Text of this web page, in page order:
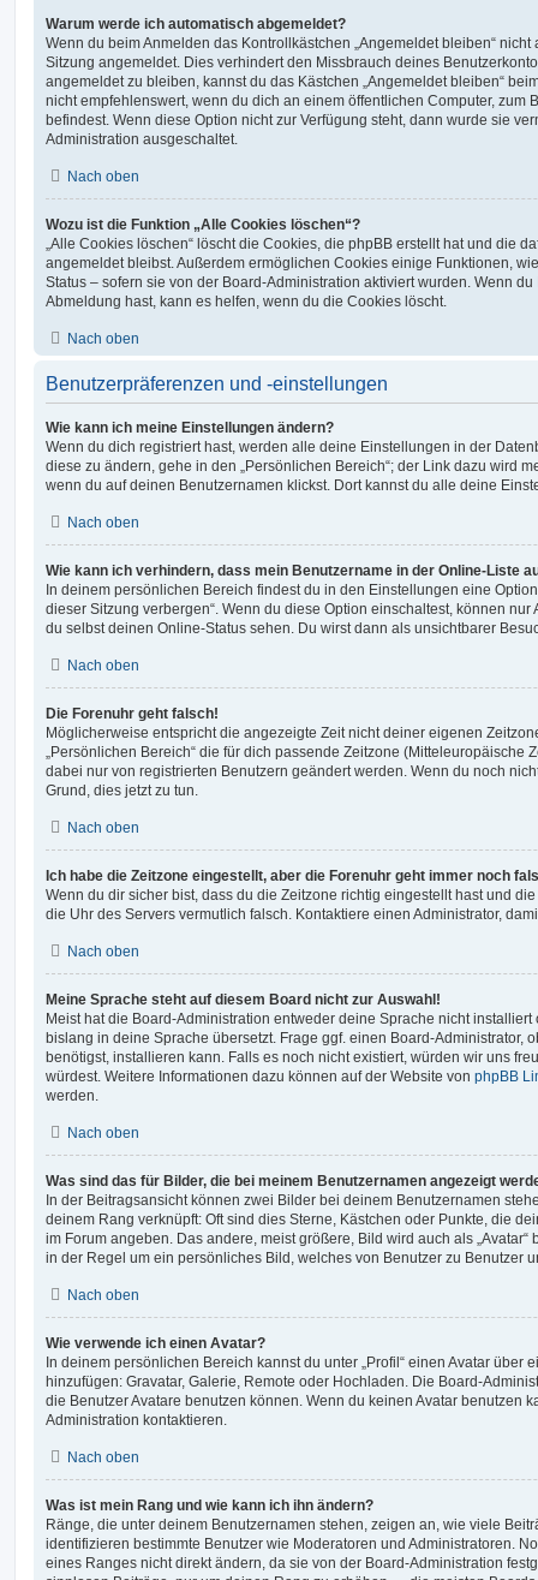
Warum werde ich automatisch abgemeldet?
Wenn du beim Anmelden das Kontrollkästchen „Angemeldet bleiben“
Sitzung angemeldet. Dies verhindert den Missbrauch deines
angemeldet zu bleiben, kannst du das Kästchen „Angemeldet bleiben“
nicht empfehlenswert, wenn du dich an einem öffentlichen Computer, zum
befindest. Wenn diese Option nicht zur Verfügung steht, dann wurde sie
Administration ausgeschaltet.
Nach oben
Wozu ist die Funktion „Alle Cookies löschen“?
„Alle Cookies löschen“ löscht die Cookies, die phpBB erstellt hat und die
angemeldet bleibst. Außerdem ermöglichen Cookies einige Funktionen,
Status – sofern sie von der Board-Administration aktiviert wurden. Wenn
Abmeldung hast, kann es helfen, wenn du die Cookies löscht.
Nach oben
Benutzerpräferenzen und -einstellungen
Wie kann ich meine Einstellungen ändern?
Wenn du dich registriert hast, werden alle deine Einstellungen in der
diese zu ändern, gehe in den „Persönlichen Bereich“; der Link dazu wird
wenn du auf deinen Benutzernamen klickst. Dort kannst du alle deine
Nach oben
Wie kann ich verhindern, dass mein Benutzername in der Online-Liste
In deinem persönlichen Bereich findest du in den Einstellungen eine
dieser Sitzung verbergen“. Wenn du diese Option einschaltest, können
du selbst deinen Online-Status sehen. Du wirst dann als unsichtbarer
Nach oben
Die Forenuhr geht falsch!
Möglicherweise entspricht die angezeigte Zeit nicht deiner eigenen
„Persönlichen Bereich“ die für dich passende Zeitzone (Mitteleuropäische
dabei nur von registrierten Benutzern geändert werden. Wenn du noch
Grund, dies jetzt zu tun.
Nach oben
Ich habe die Zeitzone eingestellt, aber die Forenuhr geht immer noch
Wenn du dir sicher bist, dass du die Zeitzone richtig eingestellt hast und
die Uhr des Servers vermutlich falsch. Kontaktiere einen Administrator,
Nach oben
Meine Sprache steht auf diesem Board nicht zur Auswahl!
Meist hat die Board-Administration entweder deine Sprache nicht
bislang in deine Sprache übersetzt. Frage ggf. einen Board-Administrator,
benötigst, installieren kann. Falls es noch nicht existiert, würden wir uns
würdest. Weitere Informationen dazu können auf der Website von phpBB
werden.
Nach oben
Was sind das für Bilder, die bei meinem Benutzernamen angezeigt
In der Beitragsansicht können zwei Bilder bei deinem Benutzernamen
deinem Rang verknüpft: Oft sind dies Sterne, Kästchen oder Punkte, die
im Forum angeben. Das andere, meist größere, Bild wird auch als
in der Regel um ein persönliches Bild, welches von Benutzer zu Benutzer
Nach oben
Wie verwende ich einen Avatar?
In deinem persönlichen Bereich kannst du unter „Profil“ einen Avatar über
hinzufügen: Gravatar, Galerie, Remote oder Hochladen. Die Board-
die Benutzer Avatare benutzen können. Wenn du keinen Avatar benutzen
Administration kontaktieren.
Nach oben
Was ist mein Rang und wie kann ich ihn ändern?
Ränge, die unter deinem Benutzernamen stehen, zeigen an, wie viele
identifizieren bestimmte Benutzer wie Moderatoren und Administratoren.
eines Ranges nicht direkt ändern, da sie von der Board-Administration